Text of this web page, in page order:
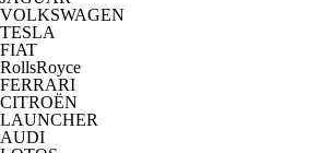
VOLKSWAGEN
TESLA
FIAT
RollsRoyce
FERRARI
CITROËN
LAUNCHER
AUDI